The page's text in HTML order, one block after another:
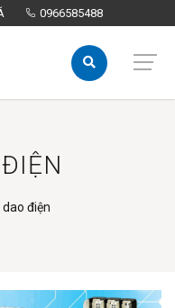
CHÂU Á 0966585488
0966585488
dao điện